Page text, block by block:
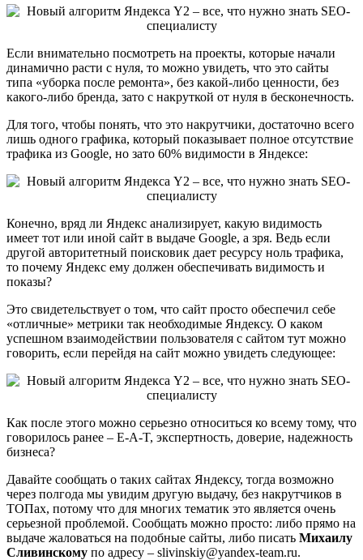
Если внимательно посмотреть на проекты, которые начали
динамично расти с нуля, то можно увидеть, что это сайты
типа «уборка после ремонта», без какой-либо ценности, без
какого-либо бренда, зато с накруткой от нуля в бесконечность.
Для того, чтобы понять, что это накрутчики, достаточно всего
лишь одного графика, который показывает полное отсутствие
трафика из Google, но зато 60% видимости в Яндексе:
Конечно, вряд ли Яндекс анализирует, какую видимость
имеет тот или иной сайт в выдаче Google, а зря. Ведь если
другой авторитетный поисковик дает ресурсу ноль трафика,
то почему Яндекс ему должен обеспечивать видимость и
показы?
Это свидетельствует о том, что сайт просто обеспечил себе
«отличные» метрики так необходимые Яндексу. О каком
успешном взаимодействии пользователя с сайтом тут можно
говорить, если перейдя на сайт можно увидеть следующее:
Как после этого можно серьезно относиться ко всему тому, что
говорилось ранее – E-A-T, экспертность, доверие, надежность
бизнеса?
Давайте сообщать о таких сайтах Яндексу, тогда возможно
через полгода мы увидим другую выдачу, без накрутчиков в
ТОПах, потому что для многих тематик это является очень
серьезной проблемой. Сообщать можно просто: либо прямо на
выдаче жаловаться на подобные сайты, либо писать Михаилу
Сливинскому по адресу – slivinskiy@yandex-team.ru.